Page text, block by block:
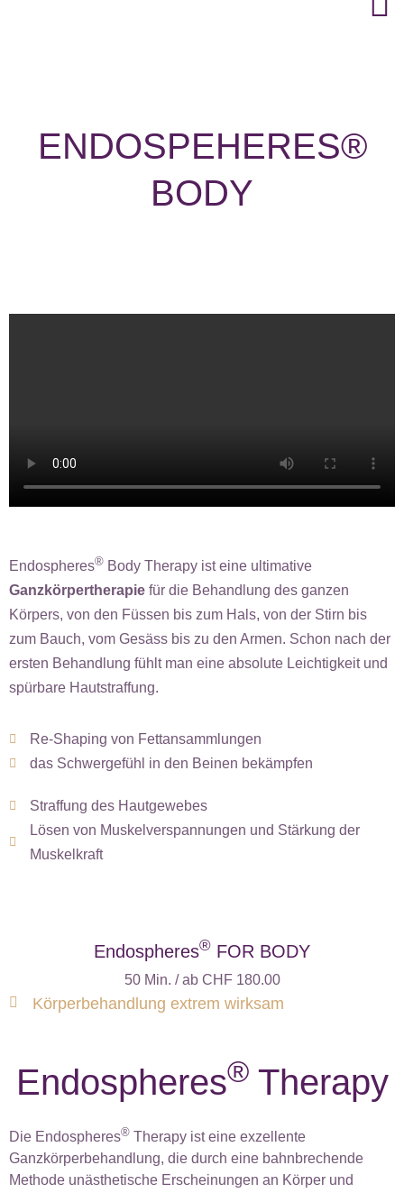
ENDOSPEHERES®
BODY
Endospheres® Body Therapy ist eine ultimative
Ganzkörpertherapie für die Behandlung des ganzen
Körpers, von den Füssen bis zum Hals, von der Stirn bis
zum Bauch, vom Gesäss bis zu den Armen. Schon nach der
ersten Behandlung fühlt man eine absolute Leichtigkeit und
spürbare Hautstraffung.
Re-Shaping von Fettansammlungen
das Schwergefühl in den Beinen bekämpfen
Straffung des Hautgewebes
Lösen von Muskelverspannungen und Stärkung der
Muskelkraft
Endospheres® FOR BODY
50 Min. / ab CHF 180.00
Körperbehandlung extrem wirksam
Endospheres®Therapy
Die Endospheres® Therapy ist eine exzellente
Ganzkörperbehandlung, die durch eine bahnbrechende
Methode unästhetische Erscheinungen an Körper und